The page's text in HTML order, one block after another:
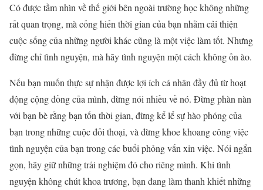
Có được tầm nhìn về thế giới bên ngoài trường học không những
rất quan trọng, mà cống hiến thời gian của bạn nhằm cải thiện
cuộc sống của những người khác cũng là một việc làm tốt. Nhưng
đừng chỉ tình nguyện, mà hãy tình nguyện một cách không ồn ào.
Nếu bạn muốn thực sự nhận được lợi ích cá nhân đầy đủ từ hoạt
động cộng đồng của mình, đừng nói nhiều về nó. Đừng phàn nàn
với bạn bè rằng bạn tốn thời gian, đừng kể lể sự hào phóng của
bạn trong những cuộc đối thoại, và đừng khoe khoang công việc
tình nguyện của bạn trong các buổi phỏng vấn xin việc. Nói ngắn
gọn, hãy giữ những trải nghiệm đó cho riêng mình. Khi tình
nguyện không chút khoa trương, bạn đang làm thanh khiết những